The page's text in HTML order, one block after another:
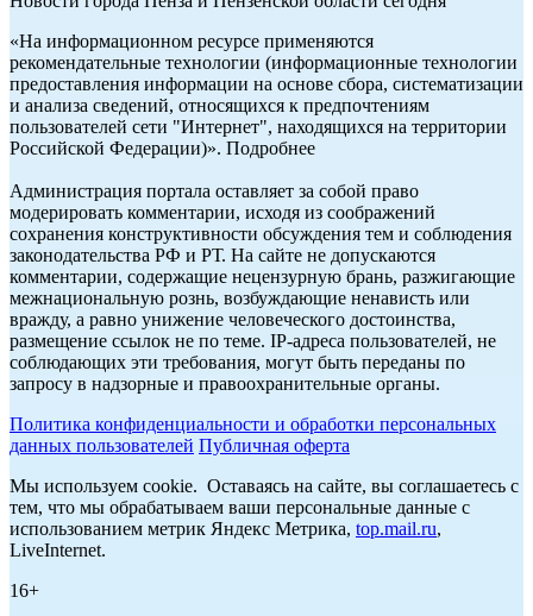
«На информационном ресурсе применяются
рекомендательные технологии (информационные технологии
предоставления информации на основе сбора, систематизации
и анализа сведений, относящихся к предпочтениям
пользователей сети "Интернет", находящихся на территории
Российской Федерации)». Подробнее
Администрация портала оставляет за собой право
модерировать комментарии, исходя из соображений
сохранения конструктивности обсуждения тем и соблюдения
законодательства РФ и РТ. На сайте не допускаются
комментарии, содержащие нецензурную брань, разжигающие
межнациональную рознь, возбуждающие ненависть или
вражду, а равно унижение человеческого достоинства,
размещение ссылок не по теме. IP-адреса пользователей, не
соблюдающих эти требования, могут быть переданы по
запросу в надзорные и правоохранительные органы.
Политика конфиденциальности и обработки персональных
данных пользователей Публичная оферта
Мы используем cookie. Оставаясь на сайте, вы соглашаетесь с
тем, что мы обрабатываем ваши персональные данные с
использованием метрик Яндекс Метрика, top.mail.ru,
LiveInternet.
16+